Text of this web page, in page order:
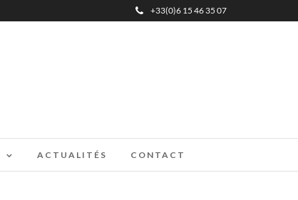
+33(0)6 15 46 35 07
ACTUALITÉS CONTACT